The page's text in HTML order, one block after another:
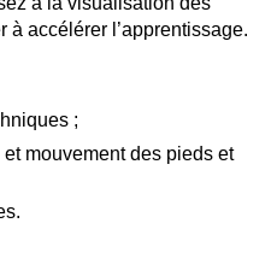
accélérer l’apprentissage.
;
mouvement des pieds et